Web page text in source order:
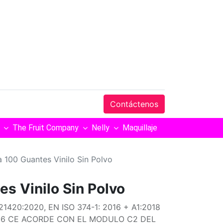
Contáctenos
The Fruit Company Nelly Maquillaje
100 Guantes Vinilo Sin Polvo
Vinilo Sin Polvo
EN ISO 374-1: 2016 + A1:2018
CE ACORDE CON EL MODULO C2 DEL